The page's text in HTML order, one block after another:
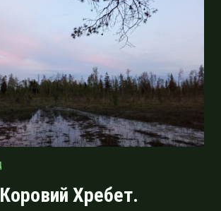
Хребет.